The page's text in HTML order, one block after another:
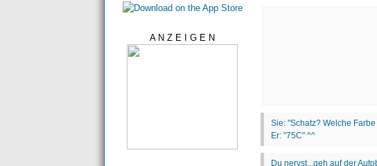
A N Z E I G E N